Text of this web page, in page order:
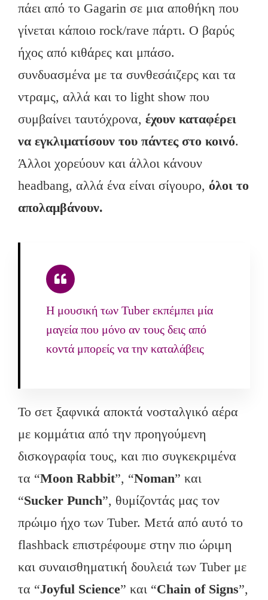
πάει από το Gagarin σε μια αποθήκη που
γίνεται κάποιο rock/rave πάρτι. Ο βαρύς
ήχος από κιθάρες και μπάσο.
συνδυασμένα με τα συνθεσάιζερς και τα
ντραμς, αλλά και το light show που
συμβαίνει ταυτόχρονα, έχουν καταφέρει
να εγκλιματίσουν του πάντες στο κοινό.
Άλλοι χορεύουν και άλλοι κάνουν
headbang, αλλά ένα είναι σίγουρο, όλοι το
απολαμβάνουν.
H μουσική των Tuber εκπέμπει μία
μαγεία που μόνο αν τους δεις από
κοντά μπορείς να την καταλάβεις
Το σετ ξαφνικά αποκτά νοσταλγικό αέρα
με κομμάτια από την προηγούμενη
δισκογραφία τους, και πιο συγκεκριμένα
τα “Moon Rabbit”, “Noman” και
“Sucker Punch”, θυμίζοντάς μας τον
πρώιμο ήχο των Tuber. Μετά από αυτό το
flashback επιστρέφουμε στην πιο ώριμη
και συναισθηματική δουλειά των Tuber με
τα “Joyful Science” και “Chain of Signs”,